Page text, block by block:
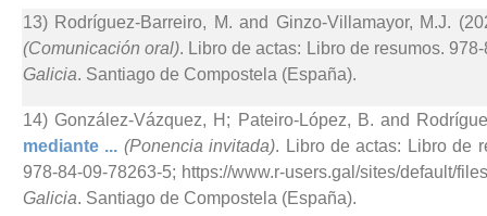
13) Rodríguez-Barreiro, M. and Ginzo-Villamayor, M.J.
(Comunicación oral). Libro de actas: Libro de resumos.
Galicia. Santiago de Compostela (España).
14) González-Vázquez, H; Pateiro-López, B. and
mediante ... (Ponencia invitada). Libro de actas: Libro de
978-84-09-78263-5; https://www.r-users.gal/sites/default/
Galicia. Santiago de Compostela (España).